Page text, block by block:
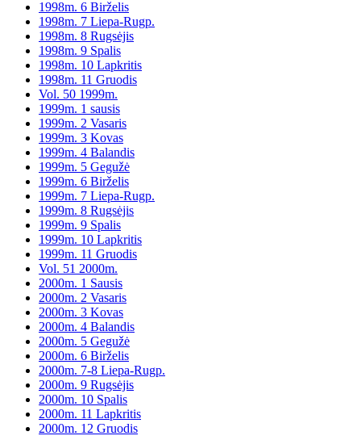
1998m. 6 Birželis
1998m. 7 Liepa-Rugp.
1998m. 8 Rugsėjis
1998m. 9 Spalis
1998m. 10 Lapkritis
1998m. 11 Gruodis
Vol. 50 1999m.
1999m. 1 sausis
1999m. 2 Vasaris
1999m. 3 Kovas
1999m. 4 Balandis
1999m. 5 Gegužė
1999m. 6 Birželis
1999m. 7 Liepa-Rugp.
1999m. 8 Rugsėjis
1999m. 9 Spalis
1999m. 10 Lapkritis
1999m. 11 Gruodis
Vol. 51 2000m.
2000m. 1 Sausis
2000m. 2 Vasaris
2000m. 3 Kovas
2000m. 4 Balandis
2000m. 5 Gegužė
2000m. 6 Birželis
2000m. 7-8 Liepa-Rugp.
2000m. 9 Rugsėjis
2000m. 10 Spalis
2000m. 11 Lapkritis
2000m. 12 Gruodis